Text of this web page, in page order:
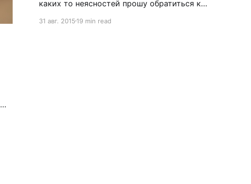
каких то неясностей прошу обратиться к
iOS
31 авг. 201519 min read